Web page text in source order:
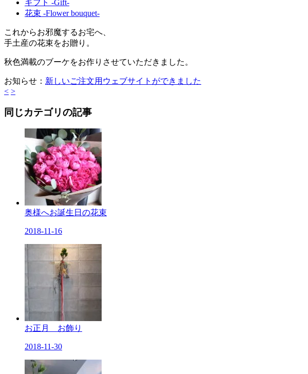
ギフト -Gift-
花束 -Flower bouquet-
これからお邪魔するお宅へ、
手土産の花束をお贈り。
秋色満載のブーケをお作りさせていただきました。
お知らせ： 新しいご注文用ウェブサイトができました
< >
同じカテゴリの記事
奥様へお誕生日の花束
2018-11-16
お正月 お飾り
2018-11-30